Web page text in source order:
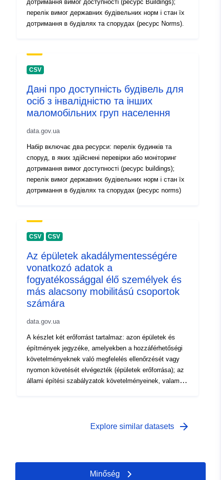
дотримання вимог доступності (ресурс Buildings);
перелік вимог державних будівельних норм і стан їх
дотримання в будівлях та спорудах (ресурс Norms).
CSV
Дані про доступність будівель для
осіб з інвалідністю та інших
маломобільних груп населення
data.gov.ua
Набір включає два ресурси: перелік будинків та
споруд, в яких здійснені перевірки або моніторинг
дотримання вимог доступності (ресурс buildings);
перелік вимог державних будівельних норм і стан їх
дотримання в будівлях та спорудах (ресурс norms)
CSV CSV
Az épületek akadálymentességére
vonatkozó adatok a
fogyatékossággal élő személyek és
más alacsony mobilitású csoportok
számára
data.gov.ua
A készlet két erőforrást tartalmaz: azon épületek és
építmények jegyzéke, amelyekben a hozzáférhetőségi
követelményeknek való megfelelés ellenőrzését vagy
nyomon követését elvégezték (épületek erőforrása); az
állami építési szabályzatok követelményeinek, valamint
Explore similar datasets arrow_forward
Minőség